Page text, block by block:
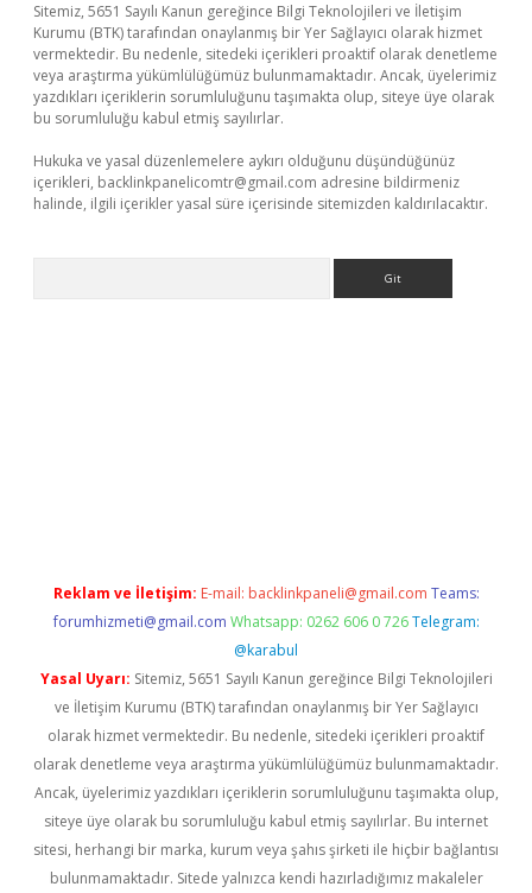
Sitemiz, 5651 Sayılı Kanun gereğince Bilgi Teknolojileri ve İletişim
Kurumu (BTK) tarafından onaylanmış bir Yer Sağlayıcı olarak hizmet
vermektedir. Bu nedenle, sitedeki içerikleri proaktif olarak denetleme
veya araştırma yükümlülüğümüz bulunmamaktadır. Ancak, üyelerimiz
yazdıkları içeriklerin sorumluluğunu taşımakta olup, siteye üye olarak
bu sorumluluğu kabul etmiş sayılırlar.
Hukuka ve yasal düzenlemelere aykırı olduğunu düşündüğünüz
içerikleri, backlinkpanelicomtr@gmail.com adresine bildirmeniz
halinde, ilgili içerikler yasal süre içerisinde sitemizden kaldırılacaktır.
Reklam ve İletişim: E-mail: backlinkpaneli@gmail.com Teams:
forumhizmeti@gmail.com Whatsapp: 0262 606 0 726 Telegram:
@karabul
Yasal Uyarı: Sitemiz, 5651 Sayılı Kanun gereğince Bilgi Teknolojileri
ve İletişim Kurumu (BTK) tarafından onaylanmış bir Yer Sağlayıcı
olarak hizmet vermektedir. Bu nedenle, sitedeki içerikleri proaktif
olarak denetleme veya araştırma yükümlülüğümüz bulunmamaktadır.
Ancak, üyelerimiz yazdıkları içeriklerin sorumluluğunu taşımakta olup,
siteye üye olarak bu sorumluluğu kabul etmiş sayılırlar. Bu internet
sitesi, herhangi bir marka, kurum veya şahıs şirketi ile hiçbir bağlantısı
bulunmamaktadır. Sitede yalnızca kendi hazırladığımız makaleler